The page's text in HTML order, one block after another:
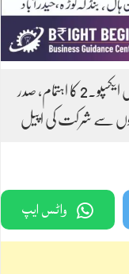
مسلم اُمت کو تجارت کی طرف راغب کرنے بزنس ایکسپو۔2 کا اہتمام، صدر
سے شرکت کی اپیل
واٹس ایپ